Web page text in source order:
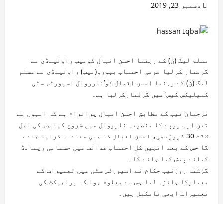
دسمبر 23, 2019
مسلم لیگ (ن) کے رہنما احسن اقبال کونیب راولپنڈی نے
گرفتار کرلیا قومی احتساب بیورو(نیب) راولپنڈی نے مسلم
لیگ (ن) کے رہنما احسن اقبال کو’نارروال اسپورٹس سٹی
کمپلیکس کیس‘ میں گرفتارکرلیا ہے۔
ترجمان نیب کے مطابق احسن اقبال پرالزام ہے کہ انہوں نے
تین ارب روپے کا منصوبہ نارووال میں شروع کیا جس کی اصل
لاگت 30 کروڑتھی، احسن اقبال کا طبی معائنہ کرایا جائے
گا جس کے بعد انہیں کل احتساب عدالت میں جسمانی ریمانڈ
کیلئے پیش کیا جائے گا۔
گزشتہ روزنیب حکام نے اسپورٹس سٹی میں تعمیرات کے
معیارکا جائزہ لیا جس سے معلوم ہوا کہ پراجیکٹ کی
تعمیرات ابھی نامکمل ہیں۔